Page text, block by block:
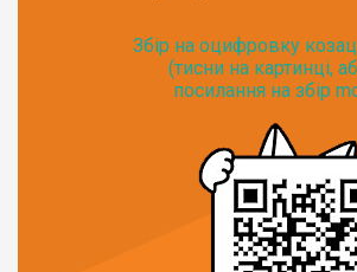
Збір на оцифровку
(тисни на картинці,
посилання на збір